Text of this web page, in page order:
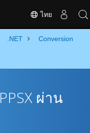
ไทย
.NET Conversion
ผ่าน